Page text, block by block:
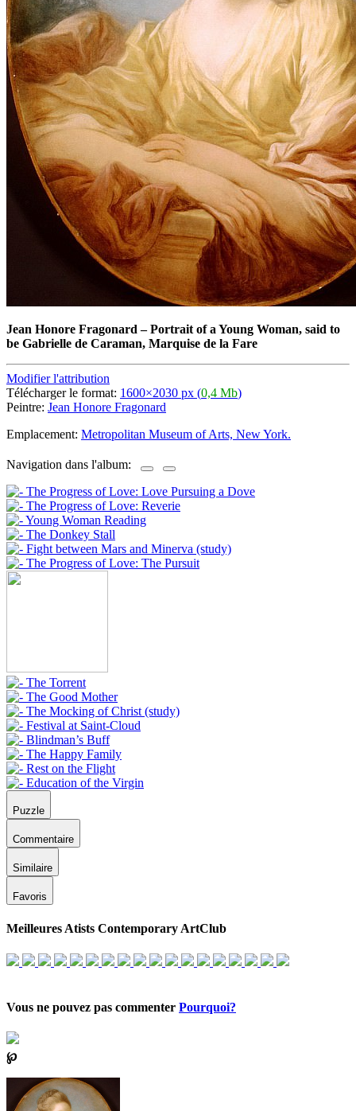
Jean Honore Fragonard –Portrait of a Young Woman, said to
be Gabrielle de Caraman, Marquise de la Fare
Modifier l'attribution
Télécharger le format: 1600×2030 px (0,4 Mb)
Peintre: Jean Honore Fragonard
Emplacement: Metropolitan Museum of Arts, New York.
Navigation dans l'album:
Puzzle
Commentaire
Similaire
Favoris
Meilleures Atists Contemporary ArtClub
Vous ne pouvez pas commenter Pourquoi?
℘